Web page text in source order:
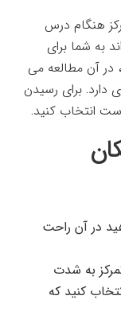
هنگام درس
به شما برای
در آن مطالعه می
دارد. برای رسیدن
انتخاب کنید.
در آن راحت
به شدت
کنید که